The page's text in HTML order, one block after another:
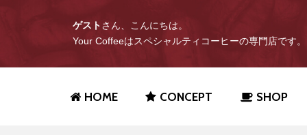
ゲストさん、こんにちは。
Your Coffeeはスペシャルティコーヒーの専門店です。
HOME CONCEPT SHOP